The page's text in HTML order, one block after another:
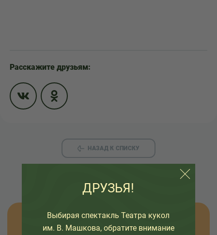
Расскажите друзьям:
НАЗАД К СПИСКУ
Узнавайте новости
ДРУЗЬЯ!
Выбирая спектакль Театра кукол
им. В. Машкова, обратите внимание